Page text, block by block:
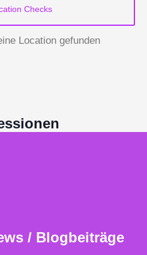
Checks
Location gefunden
/ Blogbeiträge